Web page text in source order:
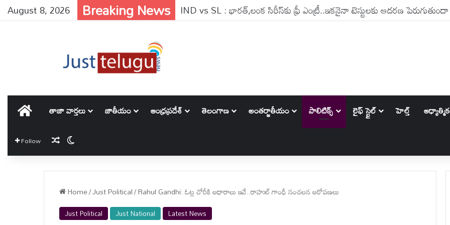
August 8, 2026 Breaking News
తాజా వార్తలు జాతీయం ఆంధ్రప్రదేశ్ తెలంగాణ అంతర్జాతీయం పాలిటిక్స్‌ లైఫ్ స్టైల్ హెల్త్
Follow Random Article
Home/Just Political/Rahul Gandhi: ఓట్ల చోరీకి ఆధారాలు ఇవే..రాహుల్ గాంధీ సంచలన ఆరోపణలు
Just Political Just National Latest News